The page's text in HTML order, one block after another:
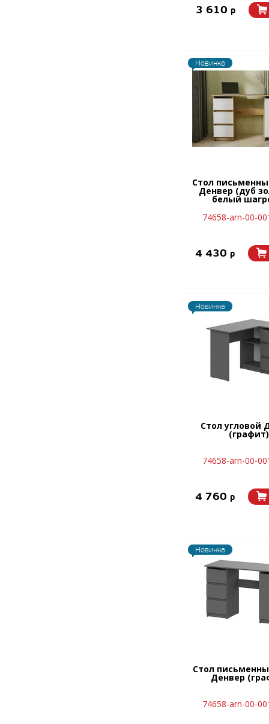
3 610 p
Новинка
Стол
Денвер (дуб
белый
74658-arn-00-
4 430 p
Новинка
Стол угловой
(графит)
74658-arn-00-
4 760 p
Новинка
Стол
Денвер
74658-arn-00-